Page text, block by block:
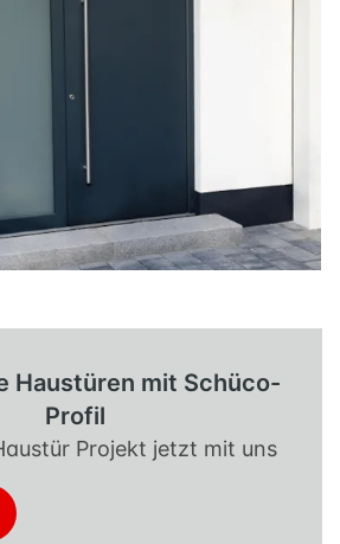
Haustüren mit Schüco-
Profil
Projekt jetzt mit uns